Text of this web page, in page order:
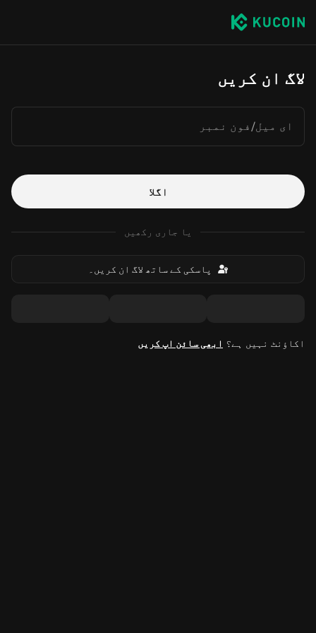
لاگ ان کریں
ای میل/فون نمبر
اگلا
یا جاری رکھیں
پاسکی کے ساتھ لاگ ان کریں۔
اکاؤنٹ نہیں ہے؟ ابھی سائن اپ کریں